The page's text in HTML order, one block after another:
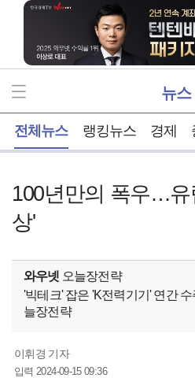
뉴스
전체뉴스 랭킹뉴스 경제
100년만의 폭우…유
상'
와우넷 오늘장전략
'빅테크' 잡은 'K전력기기' 연간
늘장전략
이휘경 기자
입력 2024-09-15 09:36